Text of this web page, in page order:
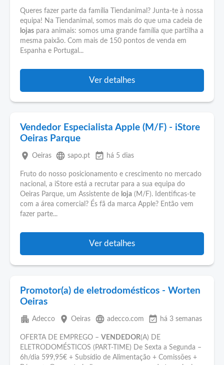
Queres fazer parte da família Tiendanimal? Junta-te à nossa
equipa! Na Tiendanimal, somos mais do que uma cadeia de
lojas para animais: somos uma grande família que partilha a
mesma paixão. Com mais de 150 pontos de venda em
Espanha e Portugal...
Ver detalhes
Vendedor Especialista Apple (M/F) - iStore
Oeiras Parque
place Oeiras language sapo.pt event_available há 5 dias
Fruto do nosso posicionamento e crescimento no mercado
nacional, a iStore está a recrutar para a sua equipa do
Oeiras Parque, um Assistente de loja (M/F). Identificas-te
com a área comercial? És fã da marca Apple? Então vem
fazer parte...
Ver detalhes
Promotor(a) de eletrodomésticos - Worten
Oeiras
apartment Adecco place Oeiras language adecco.com event_available há 3 semanas
OFERTA DE EMPREGO – VENDEDOR(A) DE
ELETRODOMÉSTICOS (PART-TIME) De Sexta a Segunda –
6h/dia 599,95€ + Subsídio de Alimentação + Comissões +